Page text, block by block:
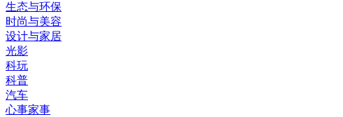
生态与环保
时尚与美容
设计与家居
光影
科玩
科普
汽车
心事家事